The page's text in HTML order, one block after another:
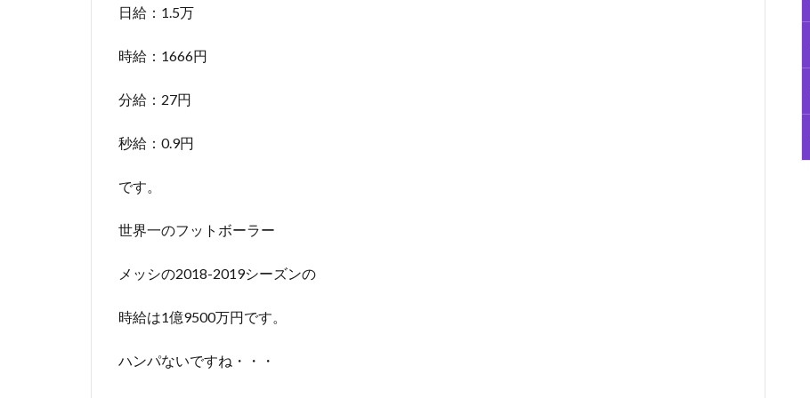
日給：1.5万
時給：1666円
分給：27円
秒給：0.9円
です。
世界一のフットボーラー
メッシの2018-2019シーズンの
時給は1億9500万円です。
ハンパないですね・・・